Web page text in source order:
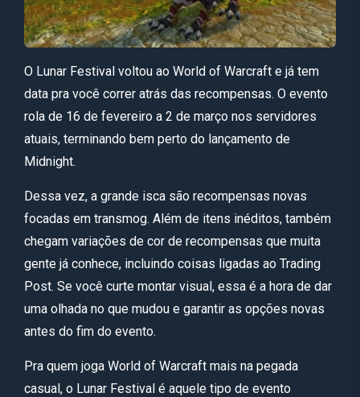
O Lunar Festival voltou ao World of Warcraft e já tem
data pra você correr atrás das recompensas. O evento
rola de 16 de fevereiro a 2 de março nos servidores
atuais, terminando bem perto do lançamento de
Midnight.
Dessa vez, a grande isca são recompensas novas
focadas em transmog. Além de itens inéditos, também
chegam variações de cor de recompensas que muita
gente já conhece, incluindo coisas ligadas ao Trading
Post. Se você curte montar visual, essa é a hora de dar
uma olhada no que mudou e garantir as opções novas
antes do fim do evento.
Pra quem joga World of Warcraft mais na pegada
casual, o Lunar Festival é aquele tipo de evento